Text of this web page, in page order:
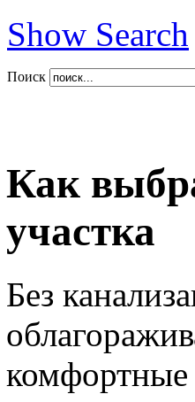
Show Search
Поиск
Как
участка
Без
комфортные